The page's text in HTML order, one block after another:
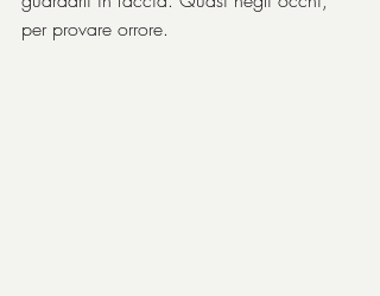
per provare orrore.